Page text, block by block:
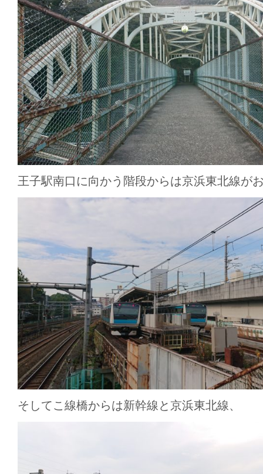
王子駅南口に向かう階段からは京浜東北線が
そしてこ線橋からは新幹線と京浜東北線、